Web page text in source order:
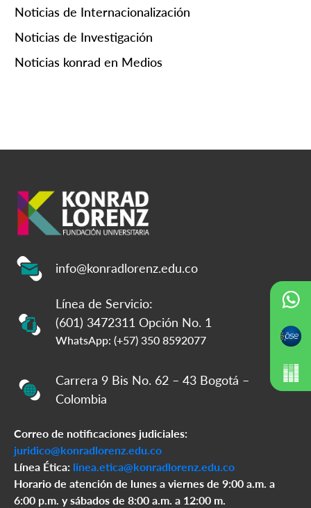
Noticias de Internacionalización
Noticias de Investigación
Noticias konrad en Medios
info@konradlorenz.edu.co
Línea de Servicio:
(601) 3472311 Opción No. 1
WhatsApp: (+57) 350 8592077
Carrera 9 Bis No. 62 – 43 Bogotá –
Colombia
Correo de notificaciones judiciales:
juridico@konradlorenz.edu.co
Línea Ética: linea.etica@konradlorenz.edu.co
Horario de atención de lunes a viernes de 9:00 a.m. a
6:00 p.m. y sábados de 8:00 a.m. a 12:00 m.